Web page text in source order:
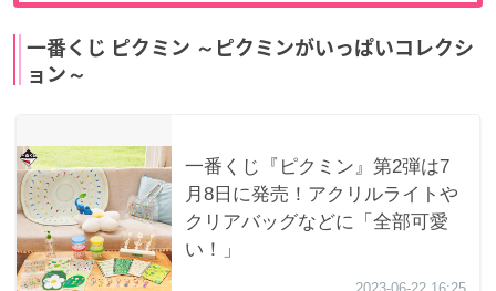
一番くじ ピクミン ～ピクミンがいっぱいコレクシ
ョン～